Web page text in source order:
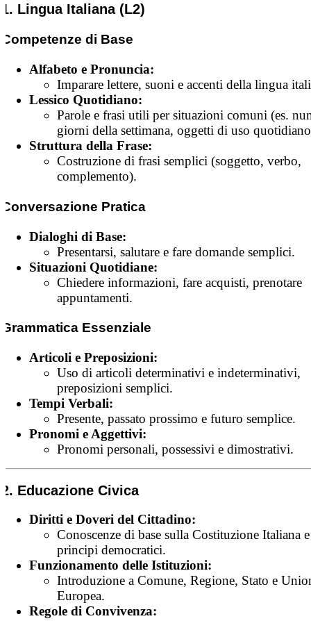
1. Lingua Italiana (L2)
Competenze di Base
Alfabeto e Pronuncia:
Imparare lettere, suoni e accenti della lingua
Lessico Quotidiano:
Parole e frasi utili per situazioni comuni (es.
giorni della settimana, oggetti di uso
Struttura della Frase:
Costruzione di frasi semplici (soggetto, verbo,
complemento).
Conversazione Pratica
Dialoghi di Base:
Presentarsi, salutare e fare domande semplici.
Situazioni Quotidiane:
Chiedere informazioni, fare acquisti, prenotare
appuntamenti.
Grammatica Essenziale
Articoli e Preposizioni:
Uso di articoli determinativi e indeterminativi,
preposizioni semplici.
Tempi Verbali:
Presente, passato prossimo e futuro semplice.
Pronomi e Aggettivi:
Pronomi personali, possessivi e dimostrativi.
2. Educazione Civica
Diritti e Doveri del Cittadino:
Conoscenze di base sulla Costituzione Italiana
principi democratici.
Funzionamento delle Istituzioni:
Introduzione a Comune, Regione, Stato e
Europea.
Regole di Convivenza: